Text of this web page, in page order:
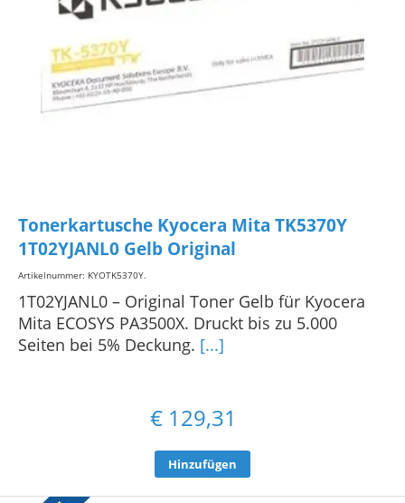
Tonerkartusche Kyocera Mita TK5370Y
1T02YJANL0 Gelb Original
Artikelnummer: KYOTK5370Y.
1T02YJANL0 – Original Toner Gelb für Kyocera
Mita ECOSYS PA3500X. Druckt bis zu 5.000
Seiten bei 5% Deckung. [...]
€ 129,31
Hinzufügen